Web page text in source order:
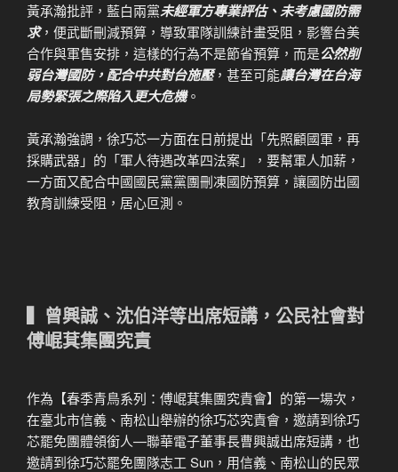
黃承瀚批評，藍白兩黨未經軍方專業評估、未考慮國防需
求，便武斷刪減預算，導致軍隊訓練計畫受阻，影響台美
合作與軍售安排，這樣的行為不是節省預算，而是公然削
弱台灣國防，配合中共對台施壓，甚至可能讓台灣在台海
局勢緊張之際陷入更大危機。
黃承瀚強調，徐巧芯一方面在日前提出「先照顧國軍，再
採購武器」的「軍人待遇改革四法案」，要幫軍人加薪，
一方面又配合中國國民黨黨團刪凍國防預算，讓國防出國
教育訓練受阻，居心叵測。
▍曾興誠、沈伯洋等出席短講，公民社會對
傅崐萁集團究責
作為【春季青鳥系列：傅崐萁集團究責會】的第一場次，
在臺北市信義、南松山舉辦的徐巧芯究責會，邀請到徐巧
芯罷免團體領銜人—聯華電子董事長曹興誠出席短講，也
邀請到徐巧芯罷免團隊志工 Sun，用信義、南松山的民眾